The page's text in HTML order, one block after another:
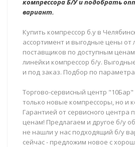
компрессора Б/У и подобрать
вариант.
Купить компрессор б.у в
ассортимент и выгодные цены от
поставщиков по доступным
линейки компрессор б/у.
и под заказ. Подбор по
Торгово-сервисный центр "10Бар"
только новые компрессоры, но и
Гарантией от сервисного центра
ценам! Предлагаем и другое б/у
не нашли у нас подходящий б/у
сейчас - предложим новое с